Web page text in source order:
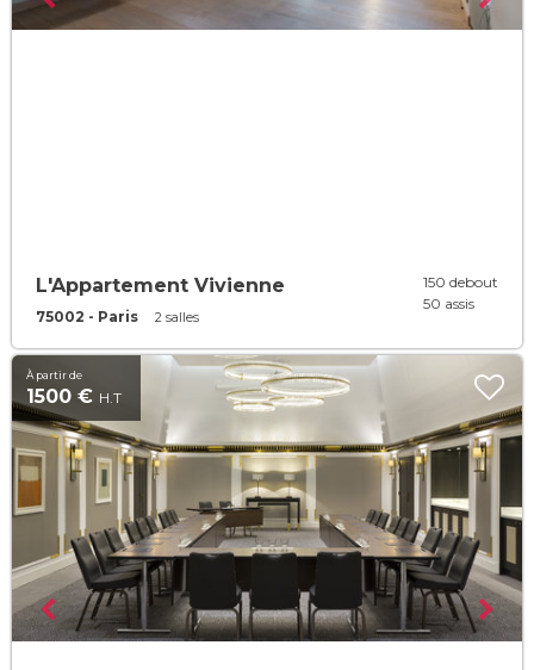
L'Appartement Vivienne
75002 - Paris 2 salles
150 debout
50 assis
À partir de
1500 € H.T